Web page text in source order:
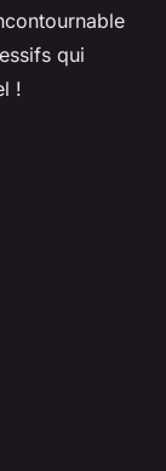
qui
!